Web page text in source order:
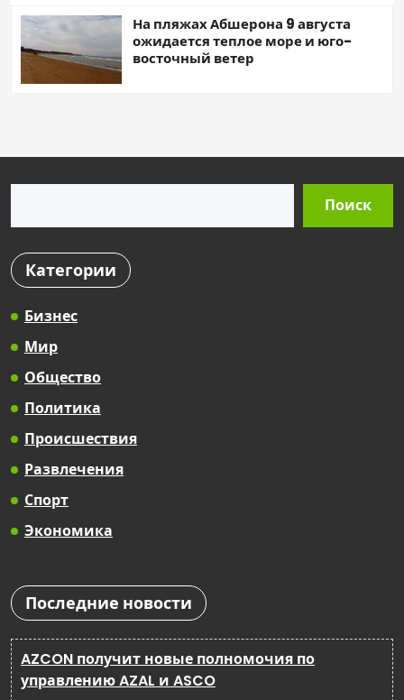
На пляжах Абшерона 9 августа
ожидается теплое море и юго-
восточный ветер
Поиск
Категории
Бизнес
Мир
Общество
Политика
Происшествия
Развлечения
Спорт
Экономика
Последние новости
AZCON получит новые полномочия по
управлению AZAL и ASCO